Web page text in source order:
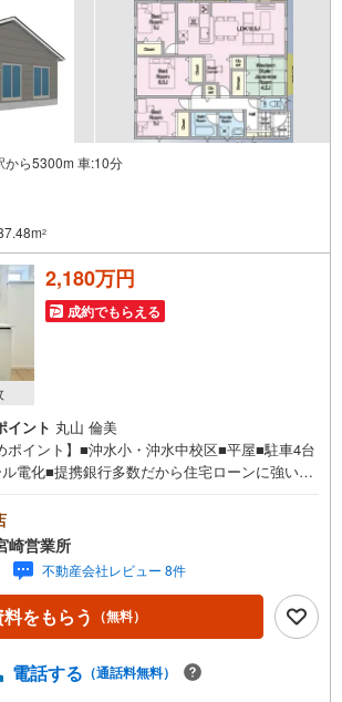
から5300m 車:10分
2
2,180万円
成約でもらえる
イント 丸山 倫美
ポイント】■沖水小・沖水中校区■平屋■駐車4台
電化■提携銀行多数だから住宅ローンに強い！
談ください。■ご見学・ローン相談だけでも大歓
土日祝いつでもご案内可能。 『今すぐ見たい』
だけ対応いたします（＾＾） 短時間でのご見学
お仕事帰りのご見学も可能。ご希望の日時や時
お申し付けください。 ●住宅ローンの相談大歓
『支払いができるか不安…』『頭金が用意でき
ラスエステートなら… ・頭金ゼロ・ボーナス払
崎営業所
不動産会社レビュー 8件
料をもらう （無料）
電話する （通話料無料）